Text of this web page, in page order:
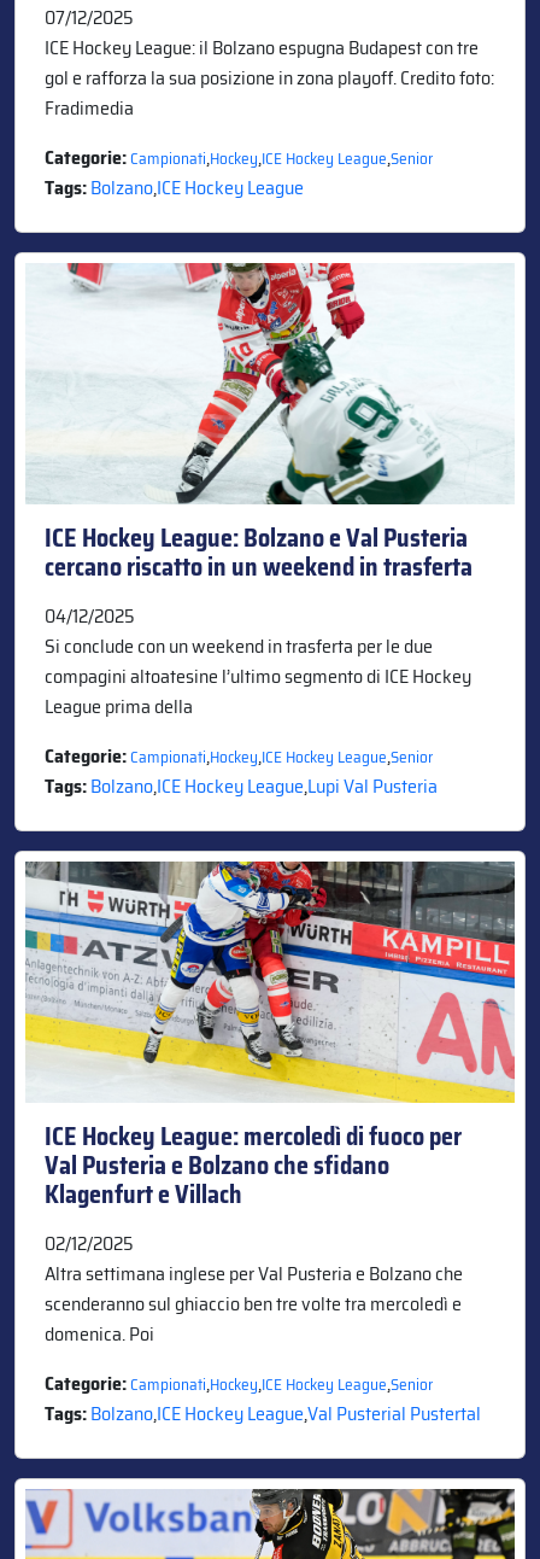
07/12/2025
ICE Hockey League: il Bolzano espugna Budapest con tre
gol e rafforza la sua posizione in zona playoff. Credito foto:
Fradimedia
Categorie:Campionati,Hockey,ICE Hockey League,Senior
Tags:Bolzano,ICE Hockey League
ICE Hockey League: Bolzano e Val Pusteria
cercano riscatto in un weekend in trasferta
04/12/2025
Si conclude con un weekend in trasferta per le due
compagini altoatesine l’ultimo segmento di ICE Hockey
League prima della
Categorie:Campionati,Hockey,ICE Hockey League,Senior
Tags:Bolzano,ICE Hockey League,Lupi Val Pusteria
ICE Hockey League: mercoledì di fuoco per
Val Pusteria e Bolzano che sfidano
Klagenfurt e Villach
02/12/2025
Altra settimana inglese per Val Pusteria e Bolzano che
scenderanno sul ghiaccio ben tre volte tra mercoledì e
domenica. Poi
Categorie:Campionati,Hockey,ICE Hockey League,Senior
Tags:Bolzano,ICE Hockey League,Val Pusterial Pustertal